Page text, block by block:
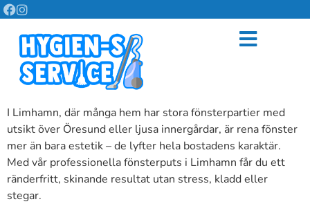
I Limhamn, där många hem har stora fönsterpartier med
utsikt över Öresund eller ljusa innergårdar, är rena fönster
mer än bara estetik – de lyfter hela bostadens karaktär.
Med vår professionella fönsterputs i Limhamn får du ett
ränderfritt, skinande resultat utan stress, kladd eller
stegar.